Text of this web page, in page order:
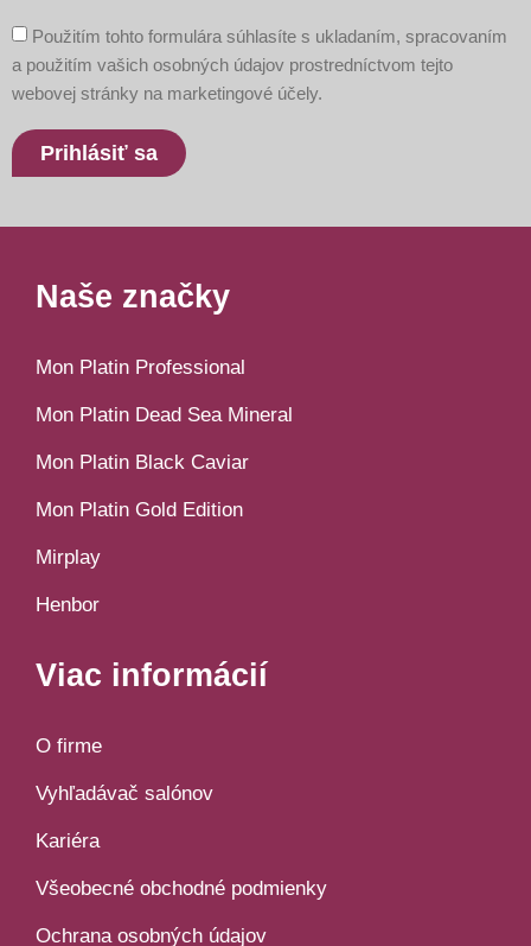
Použitím tohto formulára súhlasíte s ukladaním, spracovaním
a použitím vašich osobných údajov prostredníctvom tejto
webovej stránky na marketingové účely.
Prihlásiť sa
Naše značky
Mon Platin Professional
Mon Platin Dead Sea Mineral
Mon Platin Black Caviar
Mon Platin Gold Edition
Mirplay
Henbor
Viac informácií
O firme
Vyhľadávač salónov
Kariéra
Všeobecné obchodné podmienky
Ochrana osobných údajov